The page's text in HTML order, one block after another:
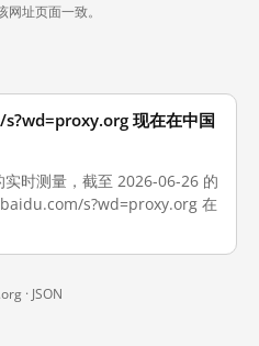
址页面一致。
现在在中国
时测量，截至 2026-06-26 的
s?wd=proxy.org 在
· JSON